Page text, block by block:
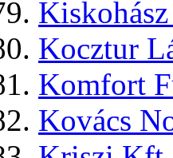
Kocztur
Komfort
Kovács